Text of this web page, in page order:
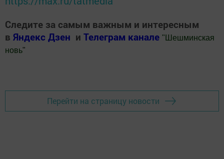
Следите за самым важным и интересным
в Яндекс Дзен и Телеграм канале " Шешминская
новь"
Перейти на страницу новости